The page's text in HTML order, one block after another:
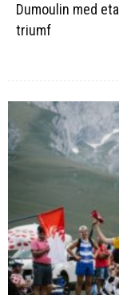
Dumoulin med
triumf